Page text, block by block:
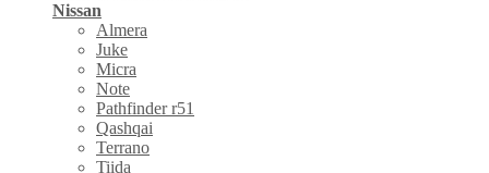
Nissan
Almera
Juke
Micra
Note
Pathfinder r51
Qashqai
Terrano
Tiida